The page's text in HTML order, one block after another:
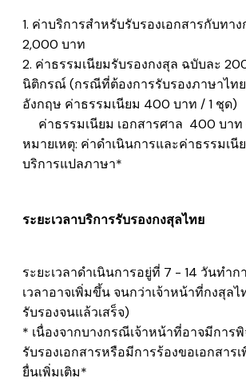
1. ค่าบริการสำหรับรับรองเอกสารกับทา
2,000 บาท
2. ค่าธรรมเนียมรับรองกงสุล ฉบับละ
นิติกรณ์ (กรณีที่ต้องการรับรองภาษาไท
อังกฤษ ค่าธรรมเนียม 400 บาท / 1 ชุด)
ค่าธรรมเนียม เอกสารศาล 400 บาท
หมายเหตุ: ค่าดำเนินการและค่าธรรมเนี
บริการแปลภาษา*
ระยะเวลาบริการรับรองกงสุลไทย
ระยะเวลาดำเนินการอยู่ที่ 7 - 14 วันทำก
เวลาอาจเพิ่มขึ้น จนกว่าเจ้าหน้าที่กงสุลไ
รับรองจนแล้วเสร็จ)
* เนื่องจากบางกรณีเจ้าหน้าที่อาจมีการ
รับรองเอกสารหรือมีการร้องขอเอกสาร
ยื่นเพิ่มเติม*